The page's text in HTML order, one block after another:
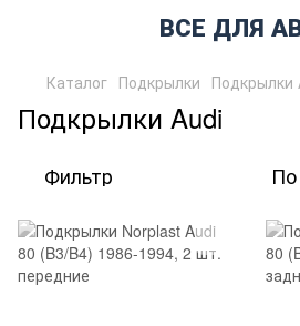
ВСЕ ДЛЯ
Каталог Подкрылки Подкрылки
Подкрылки Audi
Фильтр